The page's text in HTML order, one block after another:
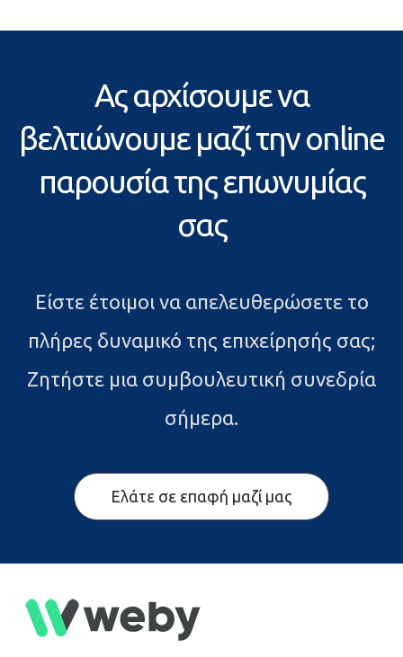
Ας αρχίσουμε να
βελτιώνουμε μαζί την online
παρουσία της επωνυμίας
σας
Είστε έτοιμοι να απελευθερώσετε το
πλήρες δυναμικό της επιχείρησής σας;
Ζητήστε μια συμβουλευτική συνεδρία
σήμερα.
Ελάτε σε επαφή μαζί μας